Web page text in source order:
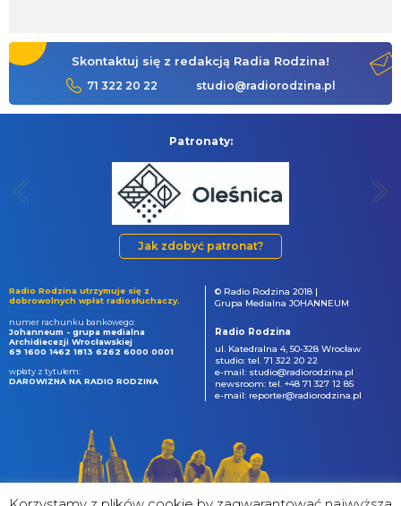
Skontaktuj się z redakcją Radia Rodzina!
71 322 20 22 studio@radiorodzina.pl
Patronaty:
Jak zdobyć patronat?
Radio Rodzina utrzymuje się z
dobrowolnych wpłat radiosłuchaczy.
numer rachunku bankowego:
Johanneum - grupa medialna
Archidiecezji Wrocławskiej
69 1600 1462 1813 6262 6000 0001
wpłaty z tytułem:
DAROWIZNA NA RADIO RODZINA
© Radio Rodzina 2018 |
Grupa Medialna JOHANNEUM
Radio Rodzina
ul. Katedralna 4, 50-328 Wrocław
studio: tel. 71 322 20 22
e-mail: studio@radiorodzina.pl
newsroom: tel. +48 71 327 12 85
e-mail: reporter@radiorodzina.pl